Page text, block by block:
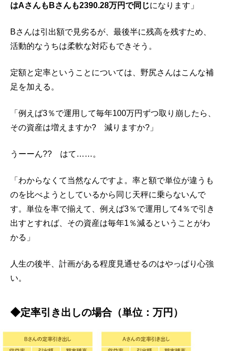
はAさんもBさんも2390.28万円で同じになります」
Bさんは引出額で見劣るが、最後半に残高を残すため、
活動的なうちは柔軟な対応もできそう。
定額と定率ということについては、野尻さんはこんな補
足を加える。
「例えば3％で運用して毎年100万円ずつ取り崩したら、
その資産は増えますか? 減りますか?」
うーーん?? はて……。
「わからなくて当然なんですよ。率と額で単位が違うも
のを比べようとしているから同じ天秤に乗らないんで
す。単位を率で揃えて、例えば3％で運用して4％で引き
出すとすれば、その資産は毎年1％減るということがわ
かる」
人生の後半、計画がある程度見通せるのはやっぱり心強
い。
◆定率引き出しの場合（単位：万円）